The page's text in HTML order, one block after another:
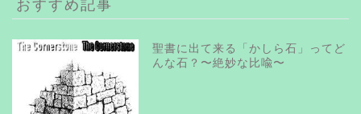
おすすめ記事
聖書に出て来る「かしら石」ってど
んな石？〜絶妙な比喩〜